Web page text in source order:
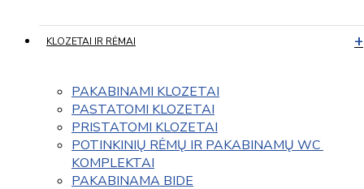
KLOZETAI IR RĖMAI
PAKABINAMI KLOZETAI
PASTATOMI KLOZETAI
PRISTATOMI KLOZETAI
POTINKINIŲ RĖMŲ IR PAKABINAMŲ WC
KOMPLEKTAI
PAKABINAMA BIDE